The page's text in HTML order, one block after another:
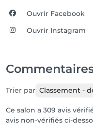
Ouvrir Facebook
Ouvrir Instagram
Trier par Classement -
Ce salon a 309 avis
avis non-vérifiés ci-